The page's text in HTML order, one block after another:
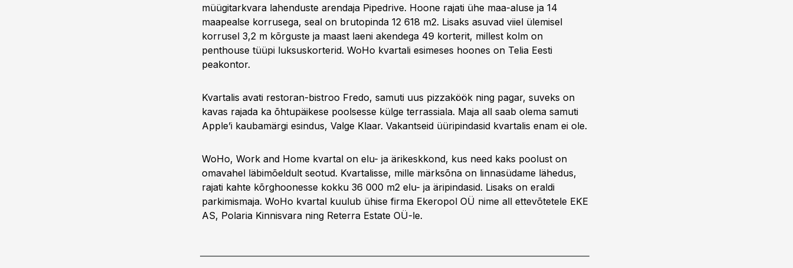
müügitarkvara lahenduste arendaja Pipedrive. Hoone rajati ühe maa-aluse ja 14
maapealse korrusega, seal on brutopinda 12 618 m2. Lisaks asuvad viiel ülemisel
korrusel 3,2 m kõrguste ja maast laeni akendega 49 korterit, millest kolm on
penthouse tüüpi luksuskorterid. WoHo kvartali esimeses hoones on Telia Eesti
peakontor.
Kvartalis avati restoran-bistroo Fredo, samuti uus pizzaköök ning pagar, suveks on
kavas rajada ka õhtupäikese poolsesse külge terrassiala. Maja all saab olema samuti
Apple’i kaubamärgi esindus, Valge Klaar. Vakantseid üüripindasid kvartalis enam ei ole.
WoHo, Work and Home kvartal on elu- ja ärikeskkond, kus need kaks poolust on
omavahel läbimõeldult seotud. Kvartalisse, mille märksõna on linnasüdame lähedus,
rajati kahte kõrghoonesse kokku 36 000 m2 elu- ja äripindasid. Lisaks on eraldi
parkimismaja. WoHo kvartal kuulub ühise firma Ekeropol OÜ nime all ettevõtetele EKE
AS, Polaria Kinnisvara ning Reterra Estate OÜ-le.